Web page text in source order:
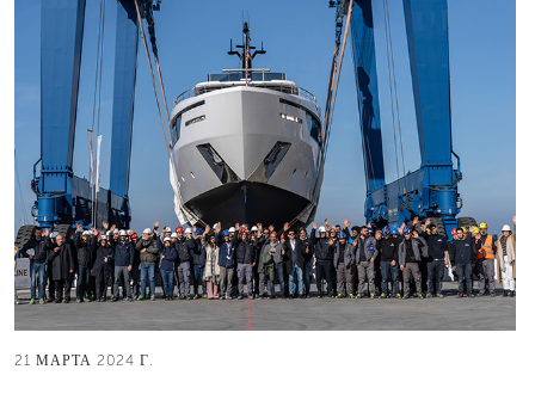
21 МАРТА 2024 Г.